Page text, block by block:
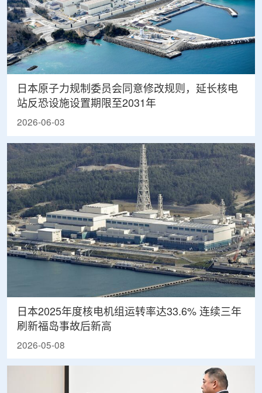
日本原子力规制委员会同意修改规则，延长核电
站反恐设施设置期限至2031年
2026-06-03
日本2025年度核电机组运转率达33.6% 连续三年
刷新福岛事故后新高
2026-05-08